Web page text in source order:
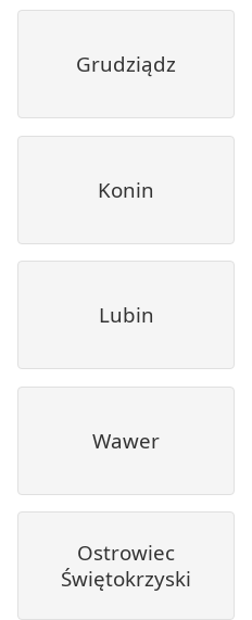
Grudziądz
Konin
Lubin
Wawer
Ostrowiec
Świętokrzyski